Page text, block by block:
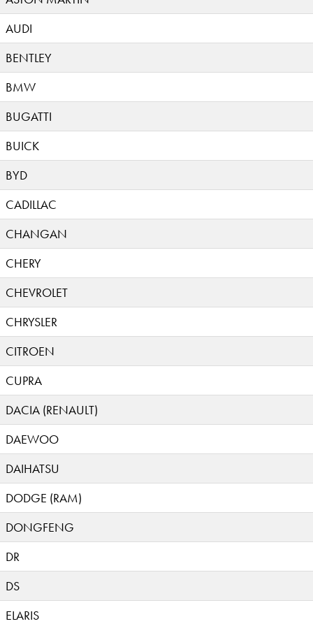
AUDI
BENTLEY
BMW
BUGATTI
BUICK
BYD
CADILLAC
CHANGAN
CHERY
CHEVROLET
CHRYSLER
CITROEN
CUPRA
DACIA (RENAULT)
DAEWOO
DAIHATSU
DODGE (RAM)
DONGFENG
DR
DS
ELARIS